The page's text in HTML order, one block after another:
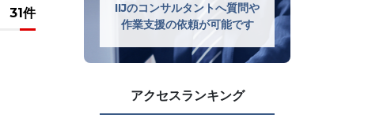
31件
IIJのコンサルタントへ質問や
作業支援の依頼が可能です
アクセスランキング